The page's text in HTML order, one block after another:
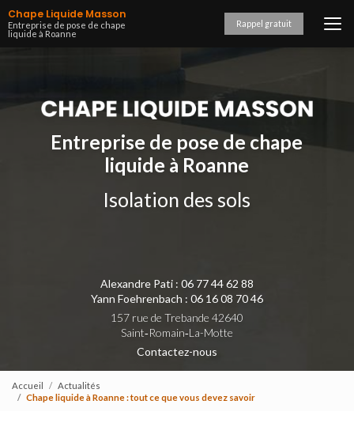
Aller
au
contenu
Chape Liquide Masson
Entreprise de pose de chape
liquide à Roanne
Rappel gratuit
Entreprise de pose de chape
liquide à Roanne
Isolation des sols
Alexandre Pati : 06 77 44 62 88
Yann Foehrenbach : 06 16 08 70 46
157 rue de Trebande 42640
Saint‑Romain‑La-Motte
Contactez-nous
Accueil
Actualités
Chape liquide à Roanne : tout ce que vous devez savoir